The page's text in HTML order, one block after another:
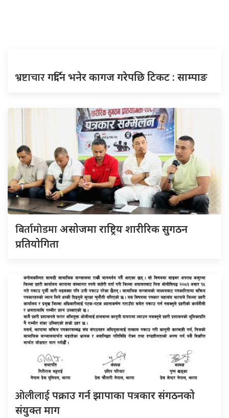
भ्रष्टाचारगर्दिन भनेर कागज गरेपछि टिकट : साम्पाङ
बिर्तामोडमाअसोजमा राष्ट्रिय शारीरिक सुगठन
प्रतियोगिता
ओलीलाईपक्राउ गर्न झापाका पत्रकार संगठनको
संयुक्त माग